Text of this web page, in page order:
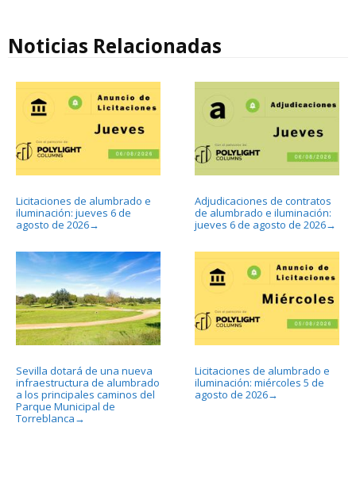
Noticias Relacionadas
Licitaciones de alumbrado e
iluminación: jueves 6 de
agosto de 2026→
Adjudicaciones de contratos
de alumbrado e iluminación:
jueves 6 de agosto de 2026→
Sevilla dotará de una nueva
infraestructura de alumbrado
a los principales caminos del
Parque Municipal de
Torreblanca →
Licitaciones de alumbrado e
iluminación: miércoles 5 de
agosto de 2026→